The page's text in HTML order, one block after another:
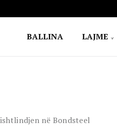
BALLINA LAJME
në Bondsteel